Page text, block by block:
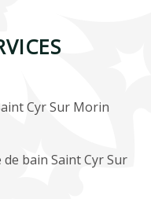
Cyr Sur Morin
bain Saint Cyr Sur